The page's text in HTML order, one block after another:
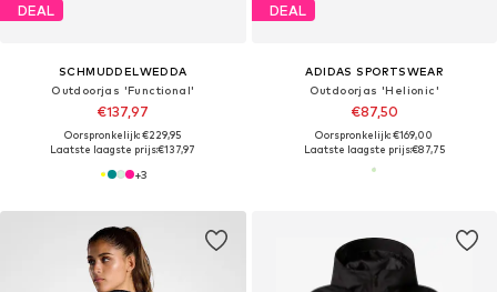
DEAL
SCHMUDDELWEDDA
Outdoorjas 'Functional'
€137,97
Oorspronkelijk: €229,95
Laatste laagste prijs:€137,97
+3
DEAL
ADIDAS SPORTSWEAR
Outdoorjas 'Helionic'
€87,50
Oorspronkelijk: €169,00
Laatste laagste prijs:€87,75